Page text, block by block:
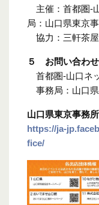
主催：首都圏-
局：山口県東京事
協力：三軒茶
５ お問い合わせ
首都圏‐山口ネ
事務局：山口
山口県東京事務
https://ja-
fice/